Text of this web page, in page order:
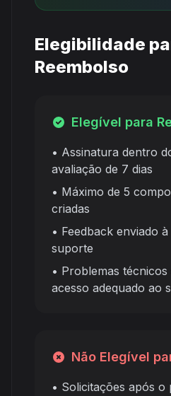
Elegibilidade
Reembolso
Elegível para
• Assinatura dentro
avaliação de 7 dias
• Máximo de 5
criadas
• Feedback enviado
suporte
• Problemas
acesso adequado ao
Não Elegível
• Solicitações após o